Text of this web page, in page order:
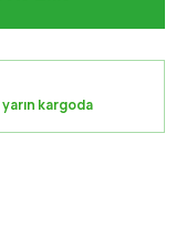
yarın kargoda